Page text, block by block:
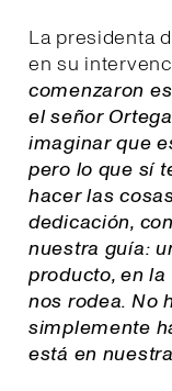
La presidenta
en su
comenzaron
el señor
imaginar que
pero lo que sí
hacer las
dedicación,
nuestra guía:
producto, en
nos rodea. No
simplemente
está en